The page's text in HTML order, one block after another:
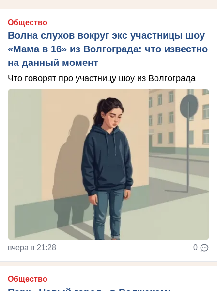
Общество
Волна слухов вокруг экс участницы шоу
«Мама в 16» из Волгограда: что известно
на данный момент
Что говорят про участницу шоу из Волгограда
вчера в 21:28 0
Общество